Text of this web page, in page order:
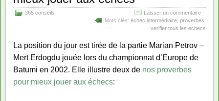
365 conseils
Laisser un commentaire
Mots clés: échec intermédiaire proverbes
verifier tous les echecs
La position du jour est tirée de la partie Marian Petrov –
Mert Erdogdu jouée lors du championnat d’Europe de
Batumi en 2002. Elle illustre deux de nos proverbes
pour mieux jouer aux échecs: